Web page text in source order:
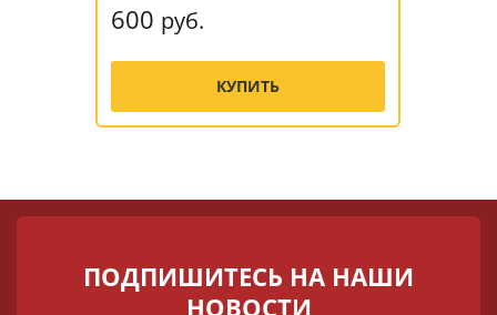
600 руб.
КУПИТЬ
ПОДПИШИТЕСЬ НА НАШИ
НОВОСТИ